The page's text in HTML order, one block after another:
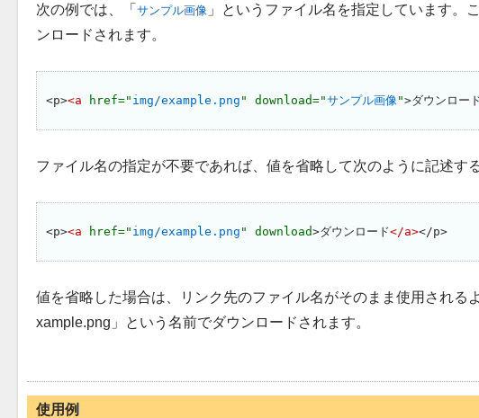
次の例では、 サンプル画像 というファイル名を指定しています。
ンロードされます。
<p><a href=" img/example.png " download="サンプル画像 ">ダウンロー
ファイル名の指定が不要であれば、値を省略して次のように記述す
<p><a href=" img/example.png " download>ダウンロード</a></p>
値を省略した場合は、リンク先のファイル名がそのまま使用される
xample.png
という名前でダウンロードされます。
使用例